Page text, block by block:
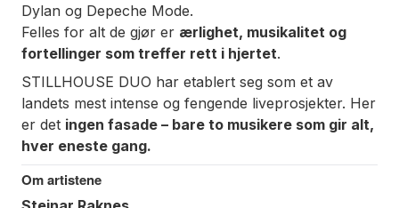
Dylan og Depeche Mode.
Felles for alt de gjør er ærlighet, musikalitet og
fortellinger som treffer rett i hjertet.
STILLHOUSE DUO har etablert seg som et av
landets mest intense og fengende liveprosjekter. Her
er det ingen fasade – bare to musikere som gir alt,
hver eneste gang.
Om artistene